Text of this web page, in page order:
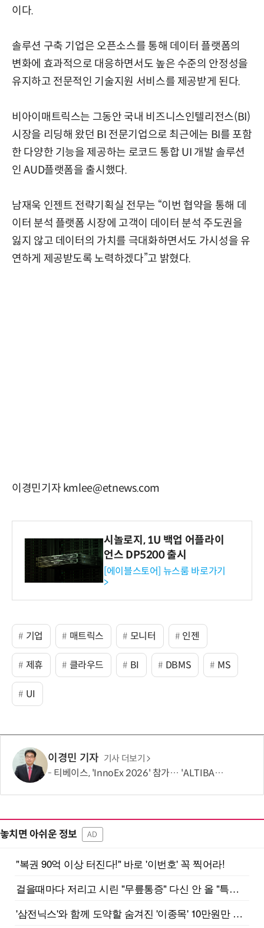
이다.
솔루션 구축 기업은 오픈소스를 통해 데이터 플랫폼의
변화에 효과적으로 대응하면서도 높은 수준의 안정성을
유지하고 전문적인 기술지원 서비스를 제공받게 된다.
비아이매트릭스는 그동안 국내 비즈니스인텔리전스(BI)
시장을 리딩해 왔던 BI 전문기업으로 최근에는 BI를 포함
한 다양한 기능을 제공하는 로코드 통합 UI 개발 솔루션
인 AUD플랫폼을 출시했다.
남재욱 인젠트 전략기획실 전무는 “이번 협약을 통해 데
이터 분석 플랫폼 시장에 고객이 데이터 분석 주도권을
잃지 않고 데이터의 가치를 극대화하면서도 가시성을 유
연하게 제공받도록 노력하겠다”고 밝혔다.
이경민기자 kmlee@etnews.com
시놀로지, 1U 백업 어플라이
언스 DP5200 출시
[에이블스토어] 뉴스룸 바로가기
>
기업 매트릭스 모니터 인젠
제휴 클라우드 BI DBMS MS
UI
이경민 기자 기사 더보기
티베이스, 'InnoEx 2026' 참가… 'ALTIBASE V8'으로 동남아 시장 공략
놓치면 아쉬운 정보 AD